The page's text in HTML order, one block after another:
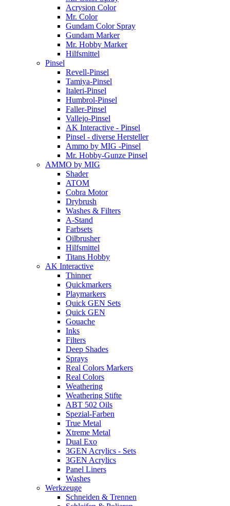
Acrysion Color
Mr. Color
Gundam Color Spray
Gundam Marker
Mr. Hobby Marker
Hilfsmittel
Pinsel
Revell-Pinsel
Tamiya-Pinsel
Italeri-Pinsel
Humbrol-Pinsel
Faller-Pinsel
Vallejo-Pinsel
AK Interactive - Pinsel
Pinsel - diverse Hersteller
Ammo by MIG -Pinsel
Mr. Hobby-Gunze Pinsel
AMMO by MIG
Shader
ATOM
Cobra Motor
Drybrush
Washes & Filters
A-Stand
Farbsets
Oilbrusher
Hilfsmittel
Titans Hobby
AK Interactive
Thinner
Quickmarkers
Playmarkers
Quick GEN Sets
Quick GEN
Gouache
Inks
Filters
Deep Shades
Sprays
Real Colors Markers
Real Colors
Weathering
Weathering Stifte
ABT 502 Oils
Spezial-Farben
True Metal
Xtreme Metal
Dual Exo
3GEN Acrylics - Sets
3GEN Acrylics
Panel Liners
Washes
Werkzeuge
Schneiden & Trennen